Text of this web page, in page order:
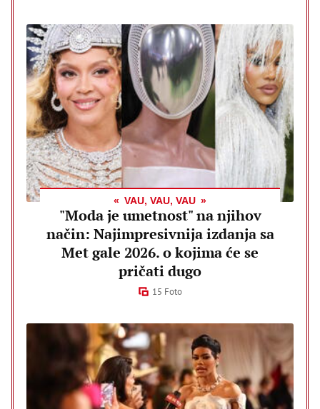
VAU, VAU, VAU
"Moda je umetnost" na njihov
način: Najimpresivnija izdanja sa
Met gale 2026. o kojima će se
pričati dugo
15 Foto